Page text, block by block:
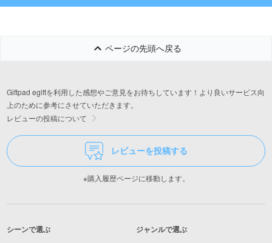
ページの先頭へ戻る
Giftpad egiftを利用した感想やご意見をお待ちしています！より良いサービス向
上のために参考にさせていただきます。
レビューの投稿について
レビューを投稿する
※購入履歴ページに移動します。
シーンで選ぶ ジャンルで選ぶ